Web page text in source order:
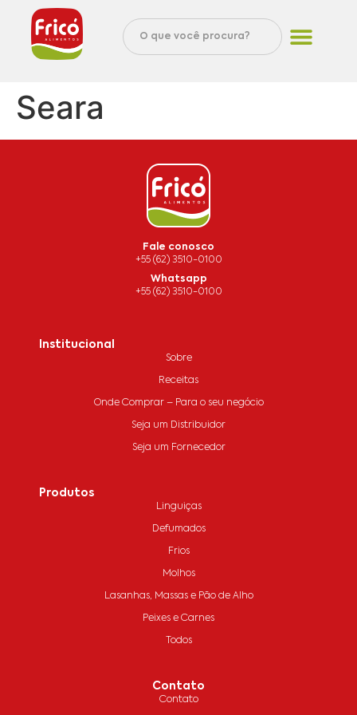
Seara
Fale conosco
+55 (62) 3510-0100
Whatsapp
+55 (62) 3510-0100
Institucional
Sobre
Receitas
Onde Comprar – Para o seu negócio
Seja um Distribuidor
Seja um Fornecedor
Produtos
Linguiças
Defumados
Frios
Molhos
Lasanhas, Massas e Pão de Alho
Peixes e Carnes
Todos
Contato
Contato